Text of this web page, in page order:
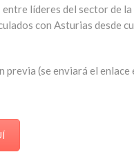
líderes del sector de
con Asturias desde
previa (se enviará el enlace